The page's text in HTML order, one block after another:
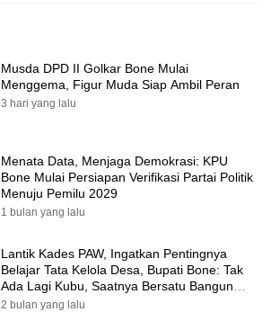
Musda DPD II Golkar Bone Mulai
Menggema, Figur Muda Siap Ambil Peran
3 hari yang lalu
Menata Data, Menjaga Demokrasi: KPU
Bone Mulai Persiapan Verifikasi Partai Politik
Menuju Pemilu 2029
1 bulan yang lalu
Lantik Kades PAW, Ingatkan Pentingnya
Belajar Tata Kelola Desa, Bupati Bone: Tak
Ada Lagi Kubu, Saatnya Bersatu Bangun
Desa
2 bulan yang lalu